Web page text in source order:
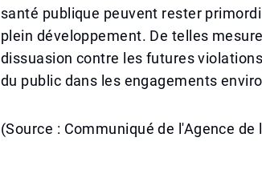
santé publique peuvent rester
plein développement. De telles
dissuasion contre les futures
du public dans les engagements
(Source : Communiqué de l'Agence